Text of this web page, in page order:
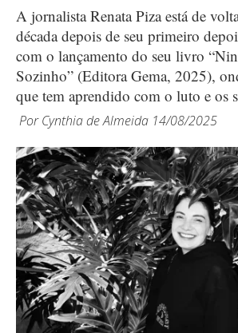
A jornalista Renata Piza está de
década depois de seu primeiro
com o lançamento do seu livro
Sozinho” (Editora Gema, 2025),
que tem aprendido com o luto e os
PorCynthia de Almeida 14/08/2025